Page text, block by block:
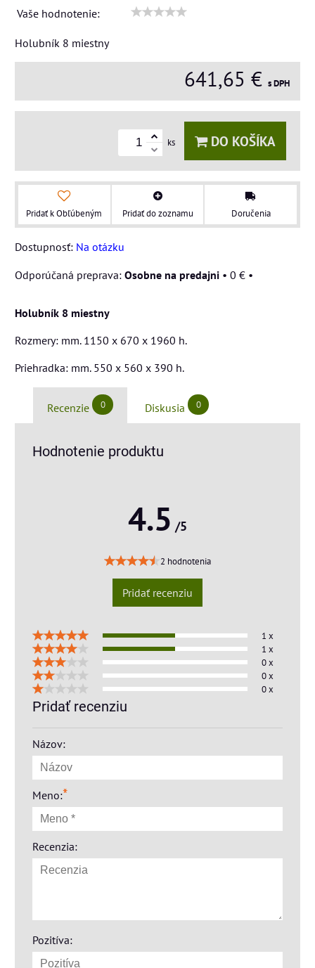
Vaše hodnotenie:
Holubník 8 miestny
641,65 € s DPH
ks DO KOŠÍKA
Pridať k Obľúbeným Pridať do zoznamu Doručenia
Dostupnosť: Na otázku
Osobne na predajni • 0 € •
Holubník 8 miestny
Rozmery: mm. 1150 x 670 x 1960 h.
Priehradka: mm. 550 x 560 x 390 h.
Recenzie 0 Diskusia 0
Hodnotenie produktu
4.5 /5
2 hodnotenia
Pridať recenziu
1 x
1 x
0 x
0 x
0 x
Pridať recenziu
Názov:
Meno:*
Recenzia:
Pozitíva: